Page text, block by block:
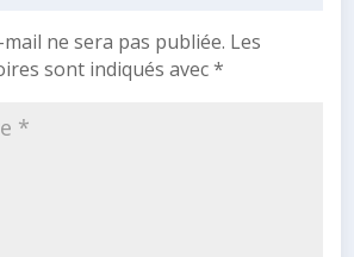
ne sera pas publiée. Les
sont indiqués avec*